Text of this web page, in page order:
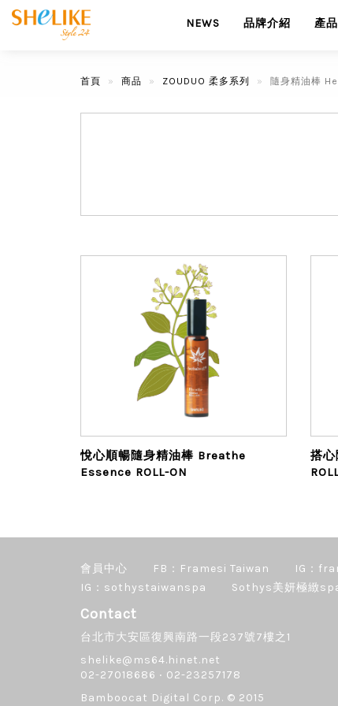
NEWS 品牌介紹 產
首頁 商品 ZOUDUO 柔多系列 隨身精油棒
悅心順暢隨身精油棒 Breathe
Essence ROLL-ON
搭
會員中心 FB：Framesi Taiwan IG：
IG：sothystaiwanspa
Sothys美妍極緻
Contact
台北市大安區復興南路一段237號7樓之1
shelike@ms64.hinet.net
02-27018686 ‧ 02-23257178
Bamboocat Digital Corp. © 2015